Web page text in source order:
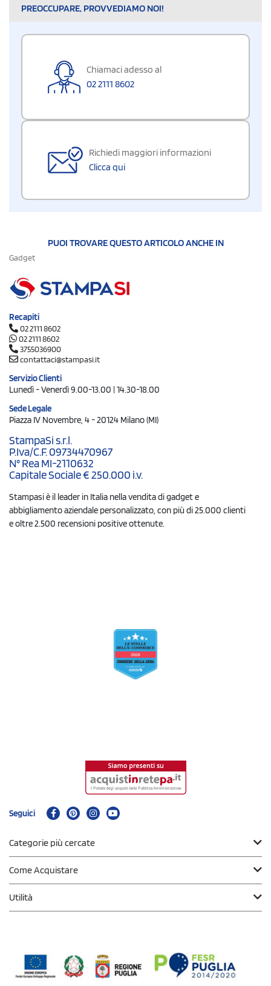
PREOCCUPARE, PROVVEDIAMO NOI!
Chiamaci adesso al
02 2111 8602
Richiedi maggiori informazioni
Clicca qui
PUOI TROVARE QUESTO ARTICOLO ANCHE IN
Gadget
Recapiti
02 2111 8602
02 2111 8602
3755036900
contattaci@stampasi.it
Servizio Clienti
Lunedì - Venerdì 9.00-13.00 | 14.30-18.00
Sede Legale
Piazza IV Novembre, 4 - 20124 Milano (MI)
StampaSi s.r.l.
P.Iva/C.F. 09734470967
N° Rea MI-2110632
Capitale Sociale € 250.000 i.v.
Stampasi è il leader in Italia nella vendita di gadget e
abbigliamento aziendale personalizzato, con più di 25.000 clienti
e oltre 2.500 recensioni positive ottenute.
Seguici
Categorie più cercate
Come Acquistare
Utilità